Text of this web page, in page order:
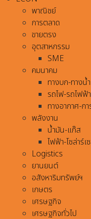
พาณิชย์
การตลาด
ขายตรง
อุตสาหกรรม
SME
คมนาคม
ทางบก-ทางน้ำ
รถไฟ-รถไฟฟ้า
ทางอากาศ-ก
พลังงาน
น้ำมัน-แก๊ส
ไฟฟ้า-โซล่าร์เ
Logistics
ยานยนต์
อสังหาริมทรัพย์ฯ
เกษตร
เศรษฐกิจ
เศรษฐกิจทั่วไป